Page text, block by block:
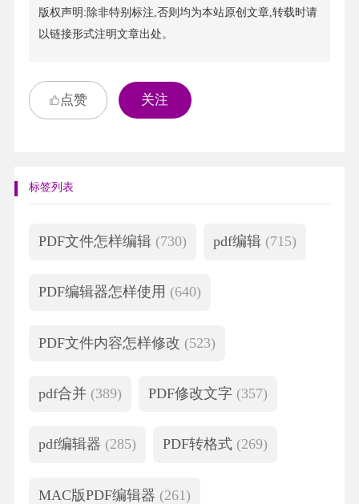
版权声明:除非特别标注,否则均为本站原创文章,转载时请
以链接形式注明文章出处。
点赞 关注
标签列表
PDF文件怎样编辑 (730) pdf编辑 (715)
PDF编辑器怎样使用 (640)
PDF文件内容怎样修改 (523)
pdf合并 (389) PDF修改文字 (357)
pdf编辑器 (285) PDF转格式 (269)
MAC版PDF编辑器 (261)